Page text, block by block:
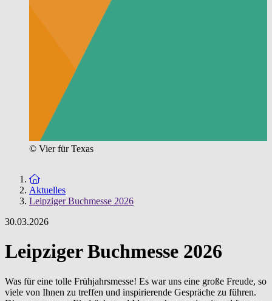
© Vier für Texas
Zur Startseite
Aktuelles
Leipziger Buchmesse 2026
30.03.2026
Leipziger Buchmesse 2026
Was für eine tolle Frühjahrsmesse! Es war uns eine große Freude, so
viele von Ihnen zu treffen und inspirierende Gespräche zu führen.